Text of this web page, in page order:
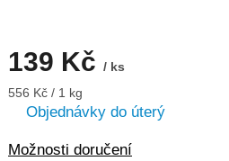
139 Kč / ks
Měrná
cena:
556 Kč / 1 kg
Objednávky do úterý
Možnosti doručení